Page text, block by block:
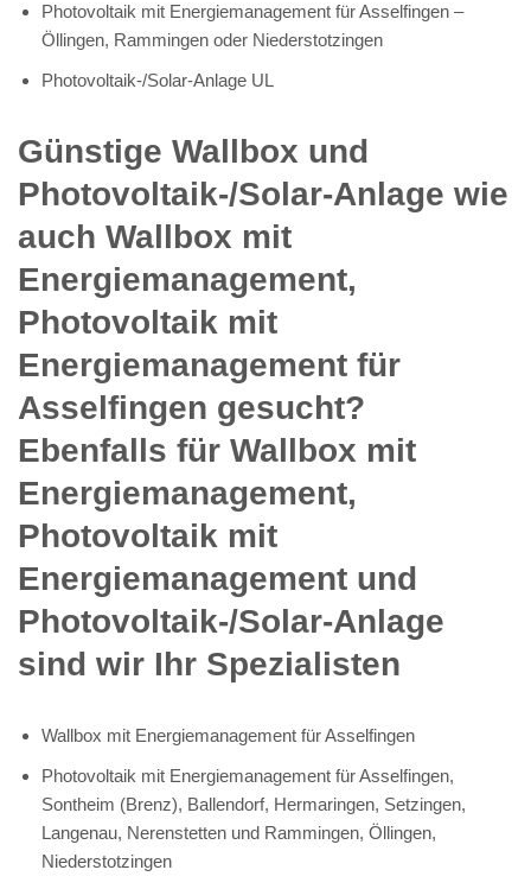
Photovoltaik mit Energiemanagement für Asselfingen –
Öllingen, Rammingen oder Niederstotzingen
Photovoltaik-/Solar-Anlage UL
Günstige Wallbox und
Photovoltaik-/Solar-Anlage wie
auch Wallbox mit
Energiemanagement,
Photovoltaik mit
Energiemanagement für
Asselfingen gesucht?
Ebenfalls für Wallbox mit
Energiemanagement,
Photovoltaik mit
Energiemanagement und
Photovoltaik-/Solar-Anlage
sind wir Ihr Spezialisten
Wallbox mit Energiemanagement für Asselfingen
Photovoltaik mit Energiemanagement für Asselfingen,
Sontheim (Brenz), Ballendorf, Hermaringen, Setzingen,
Langenau, Nerenstetten und Rammingen, Öllingen,
Niederstotzingen